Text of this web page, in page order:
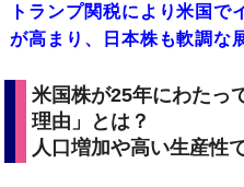
トランプ関税により米国で
が高まり、日本株も軟調な
米国株が25年にわたっ
理由」とは？
人口増加や高い生産性